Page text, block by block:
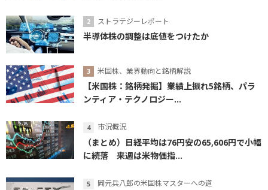
ストラテジーレポート
半導体株の調整は底値をつけたか
米国株、業界動向と銘柄解説
【米国株：銘柄発掘】業績上振れ5銘柄、パラ
ンティア・テクノロジー...
市況概況
（まとめ）日経平均は76円安の65,606円で小幅
に続落 来週は米物価指...
岡元兵八郎の米国株マスターへの道